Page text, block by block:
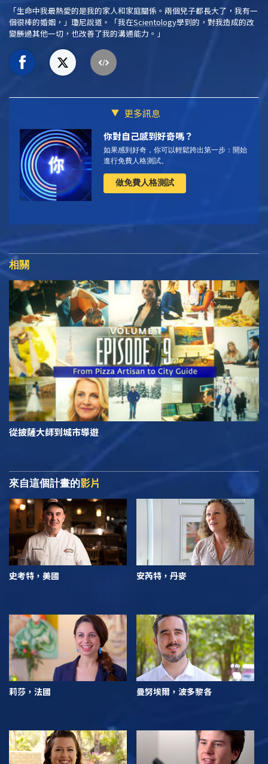
「生命中我最熱愛的是我的家人和家庭關係。兩個兒子都長大了，我有一
個很棒的婚姻，」瓊尼說道。「我在Scientology學到的，對我造成的改
變勝過其他一切，也改善了我的溝通能力。」
更多訊息
你對自己感到好奇嗎？
如果感到好奇，你可以輕鬆跨出第一步：開始
進行免費人格測試。
做免費人格測試
相關
從披薩大師到城市導遊
來自這個計畫的影片
史考特，美國 安芮特，丹麥
莉莎，法國 曼努埃爾，波多黎各